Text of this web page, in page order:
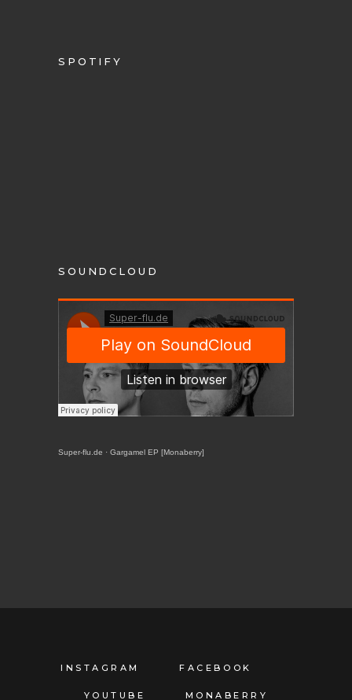
SPOTIFY
SOUNDCLOUD
Super-flu.de · Gargamel EP [Monaberry]
INSTAGRAM FACEBOOK
YOUTUBE MONABERRY